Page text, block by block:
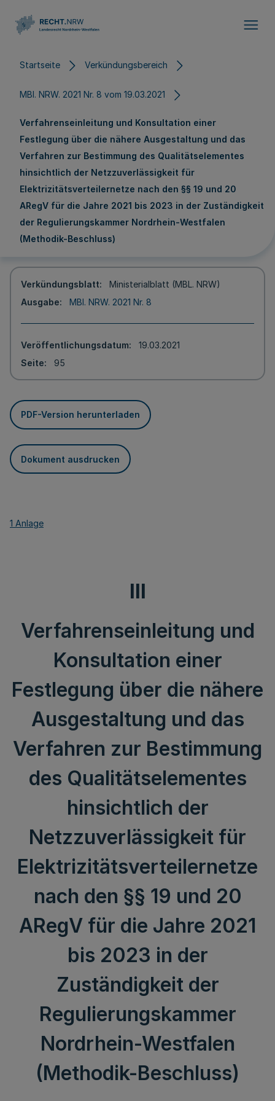
Startseite Verkündungsbereich
MBl. NRW. 2021 Nr. 8 vom 19.03.2021
Verfahrenseinleitung und Konsultation einer
Festlegung über die nähere Ausgestaltung und das
Verfahren zur Bestimmung des Qualitätselementes
hinsichtlich der Netzzuverlässigkeit für
Elektrizitätsverteilernetze nach den §§ 19 und 20
ARegV für die Jahre 2021 bis 2023 in der Zuständigkeit
der Regulierungskammer Nordrhein-Westfalen
(Methodik-Beschluss)
Verkündungsblatt
Ministerialblatt (MBL. NRW)
Ausgabe
MBl. NRW. 2021 Nr. 8
Veröffentlichungsdatum
19.03.2021
Seite
95
PDF-Version herunterladen
Dokument ausdrucken
1 Anlage
III
Verfahrenseinleitung und
Konsultation einer
Festlegung über die nähere
Ausgestaltung und das
Verfahren zur Bestimmung
des Qualitätselementes
hinsichtlich der
Netzzuverlässigkeit für
Elektrizitätsverteilernetze
nach den §§ 19 und 20
ARegV für die Jahre 2021
bis 2023 in der
Zuständigkeit der
Regulierungskammer
Nordrhein-Westfalen
(Methodik-Beschluss)